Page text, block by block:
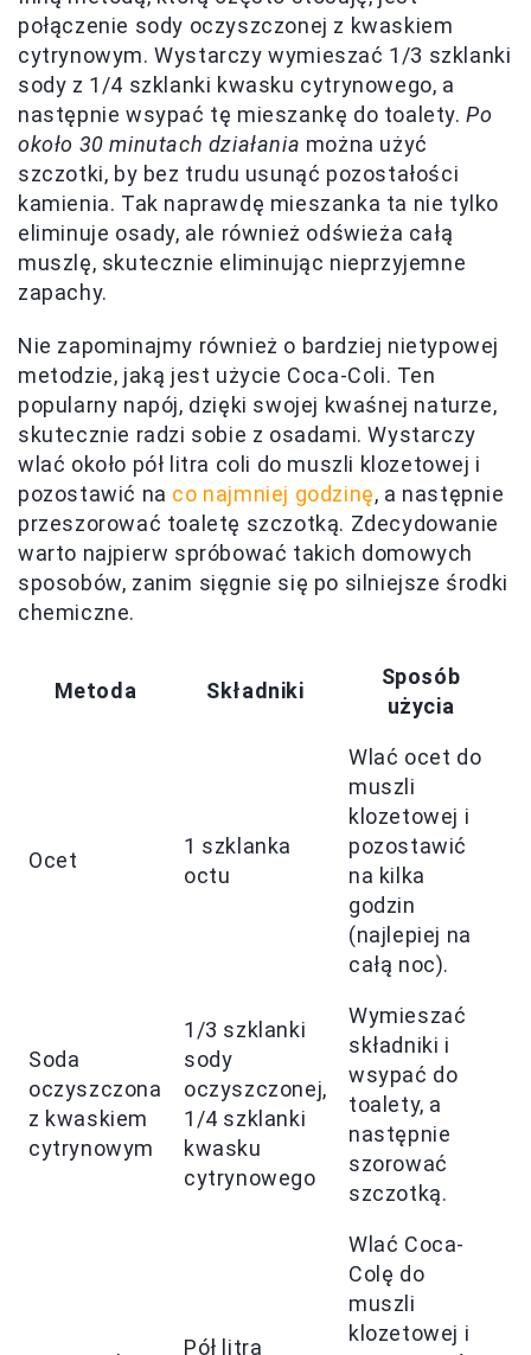
połączenie sody oczyszczonej z kwaskiem
cytrynowym. Wystarczy wymieszać 1/3 szklanki
sody z 1/4 szklanki kwasku cytrynowego, a
następnie wsypać tę mieszankę do toalety.Po
około 30 minutach działania można użyć
szczotki, by bez trudu usunąć pozostałości
kamienia. Tak naprawdę mieszanka ta nie tylko
eliminuje osady, ale również odświeża całą
muszlę, skutecznie eliminując nieprzyjemne
zapachy.
Nie zapominajmy również o bardziej nietypowej
metodzie, jaką jest użycie Coca-Coli. Ten
popularny napój, dzięki swojej kwaśnej naturze,
skutecznie radzi sobie z osadami. Wystarczy
wlać około pół litra coli do muszli klozetowej i
pozostawić na co najmniej godzinę, a następnie
przeszorować toaletę szczotką. Zdecydowanie
warto najpierw spróbować takich domowych
sposobów, zanim sięgnie się po silniejsze środki
chemiczne.
Metoda Składniki
Sposób
użycia
Ocet
1 szklanka
octu
Wlać ocet do
muszli
klozetowej i
pozostawić
na kilka
godzin
(najlepiej na
całą noc).
Soda
oczyszczona
z kwaskiem
cytrynowym
1/3 szklanki
sody
oczyszczonej,
1/4 szklanki
kwasku
cytrynowego
Wymieszać
składniki i
wsypać do
toalety, a
następnie
szorować
szczotką.
Pół litra
Wlać Coca-
Colę do
muszli
klozetowej i